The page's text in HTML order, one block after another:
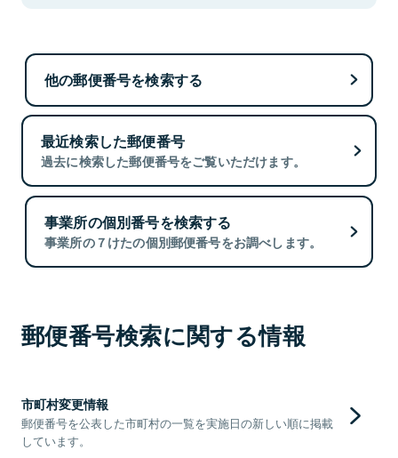
他の郵便番号を検索する
最近検索した郵便番号
過去に検索した郵便番号をご覧いただけます。
事業所の個別番号を検索する
事業所の７けたの個別郵便番号をお調べします。
郵便番号検索に関する情報
市町村変更情報
郵便番号を公表した市町村の一覧を実施日の新しい順に掲載
しています。